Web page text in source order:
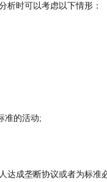
时可以考虑以下情形：
准的活动;
成垄断协议或者为标准